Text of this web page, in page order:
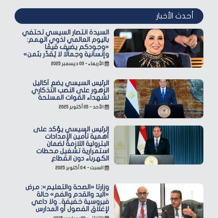
أحدث الأخبار
السيدة انتصار السيسي تحتفي
باليوم العالمي لذوي الهمم:
«وجودكم يضيف قيمًا
وإنسانية وجمالًا لا يُقدّر بثمن»
الأربعاء - ٠٣ ديسمبر ٢٠٢٥
الرئيس السيسي يضع أكاليل
الزهور على النصب التذكاري
لشهداء القوات المسلحة
الأحد - ٠٥ أكتوبر ٢٠٢٥
الرئيس السيسي يؤكد على
أهمية تأمين الإمدادات
البترولية اللازمة لضمان
استمرارية تشغيل محطات
الكهرباء دون انقطاع
السبت - ٠٤ أكتوبر ٢٠٢٥
وزارتا «الصحة والتعليم»: مرض
«اليد والقدم والفم» حالة
فيروسية خفيفة.. ولا داعي
لإغلاق الفصول أو المدارس